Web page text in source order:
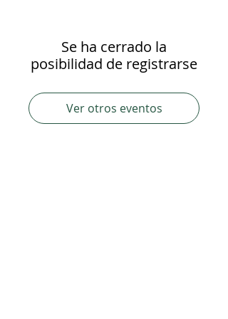
Se ha cerrado la
posibilidad de registrarse
Ver otros eventos